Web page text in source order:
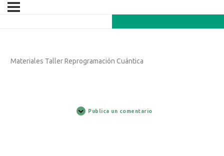
Materiales Taller Reprogramación Cuántica
Publica un comentario